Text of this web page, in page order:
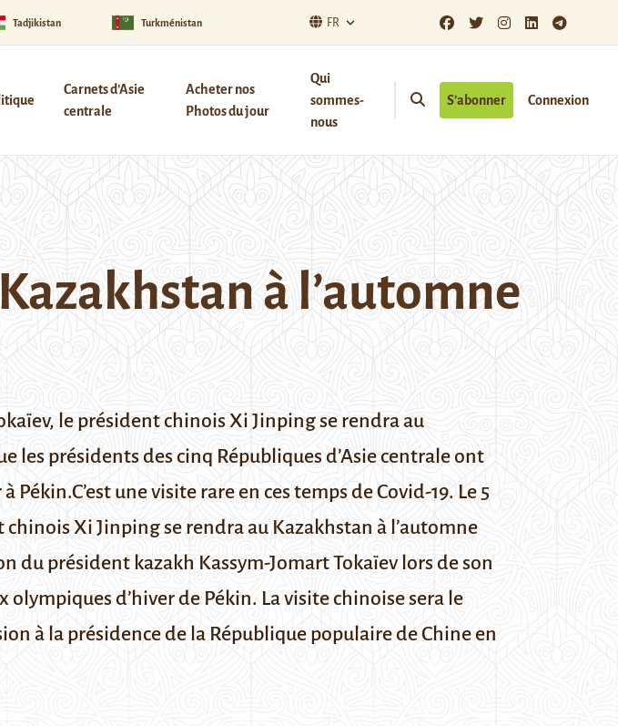
Tadjikistan Turkménistan FR
Carnets d’Asie
centrale
Acheter nos
Photos du jour
Qui
sommes-
nous
S’abonner Connexion
à l’automne
le président chinois Xi Jinping se rendra au
présidents des cinq Républiques d’Asie centrale ont
une visite rare en ces temps de Covid-19. Le 5
chinoisXi Jinpingse rendra au Kazakhstan à l’automne
du président kazakh Kassym-Jomart Tokaïev lors de son
olympiques d’hiver de Pékin. La visite chinoise sera le
à la présidence de la République populaire de Chine en